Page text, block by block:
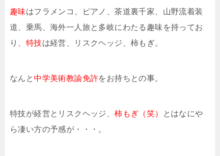
趣味はフラメンコ、ピアノ、茶道裏千家、山野流着装
道、乗馬、海外一人旅と多岐にわたる趣味を持ってお
り、 特技は経営、リスクヘッジ、柿もぎ。
なんと中学美術教諭免許をお持ちとの事。
特技が経営とリスクヘッジ、柿もぎ（笑）
とはなにや
ら凄い方の予感が・・・。